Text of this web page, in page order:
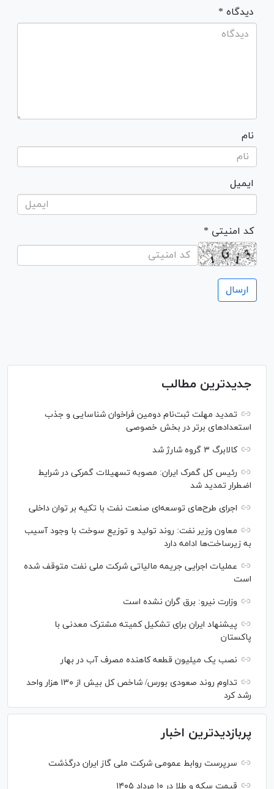
* دیدگاه
نام
ایمیل
* کد امنیتی
جدیدترین مطالب
تمدید مهلت ثبت‌نام دومین فراخوان شناسایی و جذب
استعداد‌های برتر در بخش خصوصی
کالابرگ ۳ گروه شارژ شد
رئیس کل گمرک ایران: مصوبه تسهیلات گمرکی در شرایط
اضطرار تمدید شد
اجرای طرح‌های توسعه‌ای صنعت نفت با تکیه بر توان داخلی
معاون وزیر نفت: روند تولید و توزیع سوخت با وجود آسیب
به زیرساخت‌ها ادامه دارد
عملیات اجرایی جریمه مالیاتی شرکت ملی نفت متوقف شده
است
وزارت نیرو: برق گران نشده است
پیشنهاد ایران برای تشکیل کمیته مشترک معدنی با
پاکستان
نصب یک میلیون قطعه کاهنده مصرف آب در بهار
تداوم روند صعودی بورس/ شاخص کل بیش از ۱۳۰ هزار واحد
رشد کرد
پربازدیدترین اخبار
سرپرست روابط عمومی شرکت ملی گاز ایران درگذشت
قیمت سکه و طلا در ۱۰ مرداد ۱۴۰۵